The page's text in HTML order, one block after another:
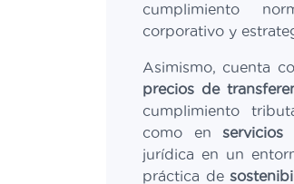
cumplimiento
corporativo y
Asimismo, cuenta
precios de
cumplimiento
como enservicios
jurídica en un
práctica de